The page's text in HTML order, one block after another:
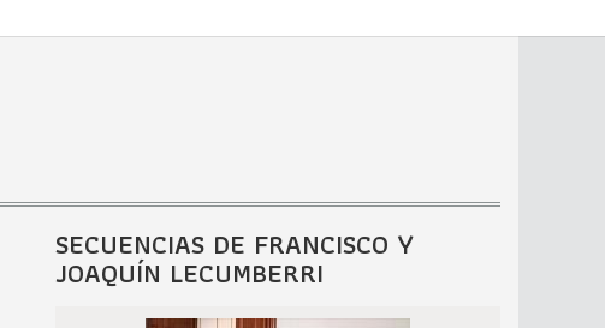
SECUENCIAS DE FRANCISCO Y
JOAQUÍN LECUMBERRI